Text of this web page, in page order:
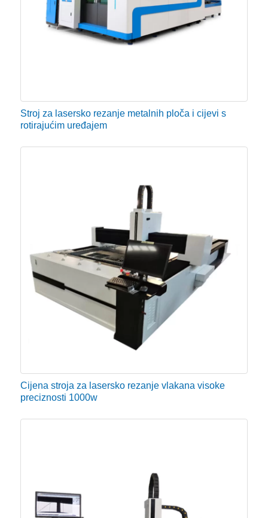
Stroj za lasersko rezanje metalnih ploča i cijevi s
rotirajućim uređajem
Cijena stroja za lasersko rezanje vlakana visoke
preciznosti 1000w